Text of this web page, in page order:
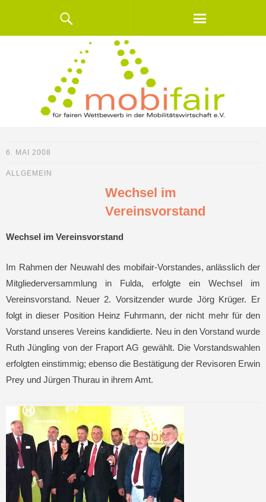
6. MAI 2008
ALLGEMEIN
Wechsel im
Vereinsvorstand
Wechsel im Vereinsvorstand
Im Rahmen der Neuwahl des mobifair-Vorstandes, anlässlich der
Mitgliederversammlung in Fulda, erfolgte ein Wechsel im
Vereinsvorstand. Neuer 2. Vorsitzender wurde Jörg Krüger. Er
folgt in dieser Position Heinz Fuhrmann, der nicht mehr für den
Vorstand unseres Vereins kandidierte. Neu in den Vorstand wurde
Ruth Jüngling von der Fraport AG gewählt. Die Vorstandswahlen
erfolgten einstimmig; ebenso die Bestätigung der Revisoren Erwin
Prey und Jürgen Thurau in ihrem Amt.